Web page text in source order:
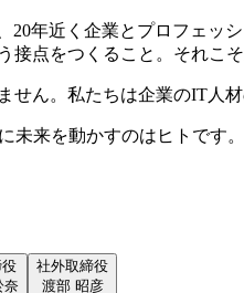
20年近く企業とプロフェ
点をつくること。それこ
せん。私たちは企業のIT人
未来を動かすのはヒトで
奈
社外取締役
渡部 昭彦